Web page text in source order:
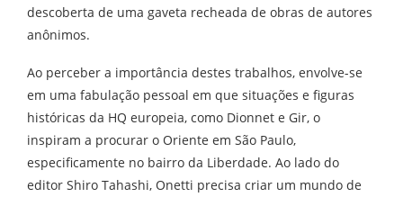
descoberta de uma gaveta recheada de obras de autores
anônimos.
Ao perceber a importância destes trabalhos, envolve-se
em uma fabulação pessoal em que situações e figuras
históricas da HQ europeia, como Dionnet e Gir, o
inspiram a procurar o Oriente em São Paulo,
especificamente no bairro da Liberdade. Ao lado do
editor Shiro Tahashi, Onetti precisa criar um mundo de